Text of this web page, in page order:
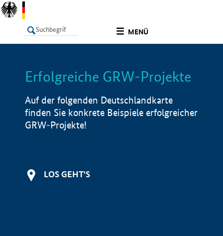
MENÜ
LISTE Info
Erfolgreiche GRW-Projekte
Auf der folgenden Deutschlandkarte
finden Sie konkrete Beispiele erfolgreicher
GRW-Projekte!
LOS GEHT'S